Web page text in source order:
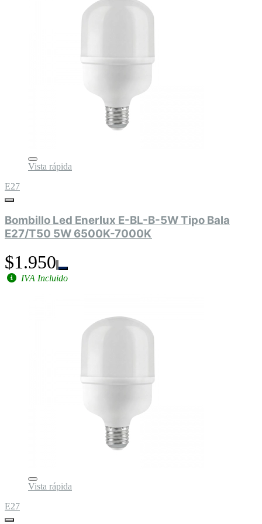
Vista rápida
E27
Bombillo Led Enerlux E-BL-B-5W Tipo Bala
E27/T50 5W 6500K-7000K
$1.950
IVA Incluido
Vista rápida
E27